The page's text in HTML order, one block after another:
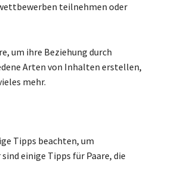
teilnehmen oder
um ihre Beziehung durch
Arten von Inhalten erstellen,
mehr.
Tipps beachten, um
einige Tipps für Paare, die